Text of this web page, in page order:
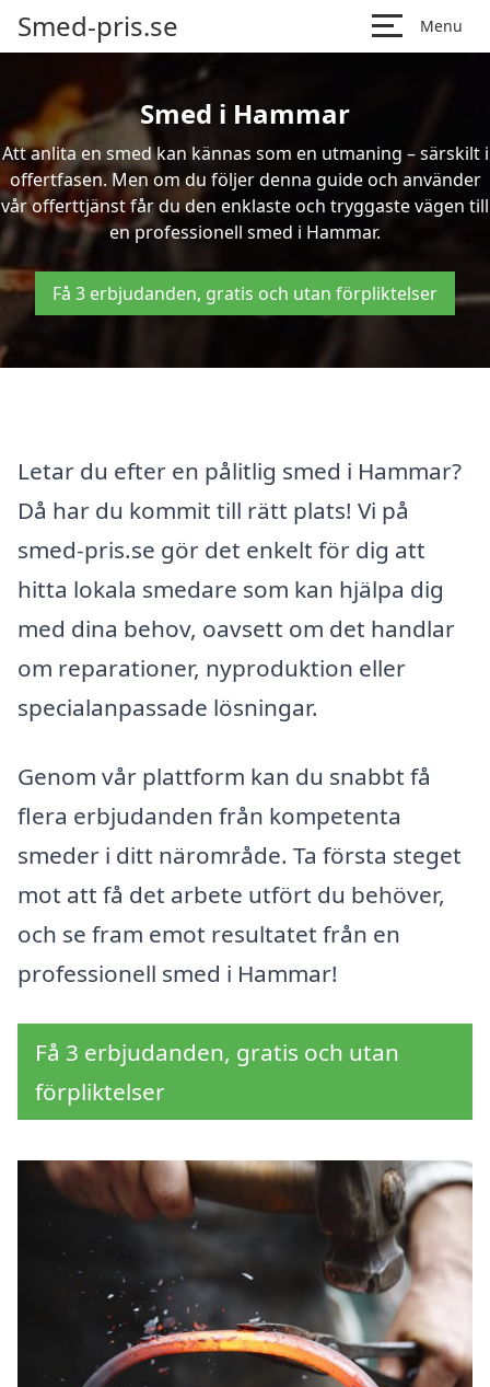
Smed-pris.se Menu
Smed i Hammar
Att anlita en smed kan kännas som en utmaning – särskilt i
offertfasen. Men om du följer denna guide och använder
vår offerttjänst får du den enklaste och tryggaste vägen till
en professionell smed i Hammar.
Få 3 erbjudanden, gratis och utan förpliktelser
Letar du efter en pålitlig smed i Hammar?
Då har du kommit till rätt plats! Vi på
smed-pris.se gör det enkelt för dig att
hitta lokala smedare som kan hjälpa dig
med dina behov, oavsett om det handlar
om reparationer, nyproduktion eller
specialanpassade lösningar.
Genom vår plattform kan du snabbt få
flera erbjudanden från kompetenta
smeder i ditt närområde. Ta första steget
mot att få det arbete utfört du behöver,
och se fram emot resultatet från en
professionell smed i Hammar!
Få 3 erbjudanden, gratis och utan
förpliktelser